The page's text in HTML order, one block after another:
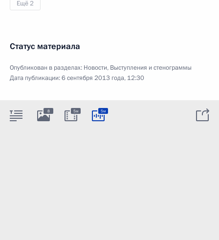
Ещё 2
Статус материала
Опубликован в разделах: Новости, Выступления и стенограммы
Дата публикации:6 сентября 2013 года, 12:30
8 5м 5м